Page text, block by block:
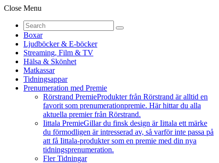
Close Menu
Boxar
Ljudböcker & E-böcker
Streaming, Film & TV
Hälsa & Skönhet
Matkassar
Tidningsappar
Prenumeration med Premie
Rörstrand PremieProdukter från Rörstrand är alltid en
favorit som prenumerationpremie. Här hittar du alla
aktuella premier från Rörstrand.
Iittala PremieGillar du finsk design är Iittala ett märke
du förmodligen är intresserad av, så varför inte passa på
att få Iittala-produkter som en premie med din nya
tidningsprenumeration.
Fler Tidningar